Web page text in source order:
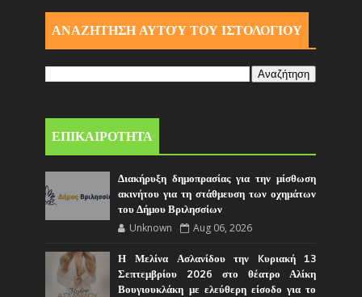
ΑΝΑΖΗΤΗΣΗ ΑΥΤΟΎ ΤΟΥ ΙΣΤΟΛΟΓΙΟΥ
ΕΠΙΚΑΙΡΟΤΗΤΑ
Διακήρυξη δημοπρασίας για την μίσθωση
ακινήτου για τη στάθμευση των οχημάτων
του Δήμου Βριλησσίων
Unknown Aug 06, 2026
Η Μελίνα Ασλανίδου την Kυριακή 13
Σεπτεμβρίου 2026 στο θέατρο Αλίκη
Βουγιουκλάκη με ελεύθερη είσοδο για το